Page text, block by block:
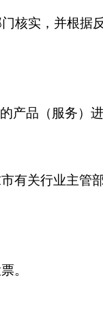
核实，并根据
产品（服务）进
有关行业主管
。